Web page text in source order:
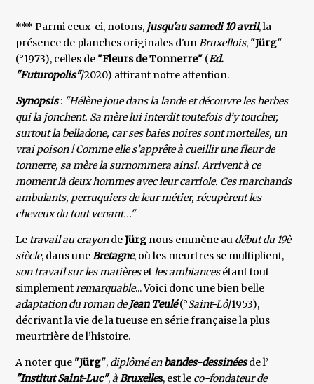
*** Parmi ceux-ci, notons, jusqu'au samedi 10 avril, la
présence de planches originales d'unBruxellois, "Jürg"
(°1973), celles de "Fleurs de Tonnerre" (Ed.
"Futuropolis"/2020) attirant notre attention.
Synopsis: "Hélène joue dans la lande et découvre les herbes
qui la jonchent. Sa mère lui interdit toutefois d’y toucher,
surtout la belladone, car ses baies noires sont mortelles, un
vrai poison ! Comme elle s’apprête à cueillir une fleur de
tonnerre, sa mère la surnommera ainsi. Arrivent à ce
moment là deux hommes avec leur carriole. Ces marchands
ambulants, perruquiers de leur métier, récupèrent les
cheveux du tout venant..."
Le travail au crayondeJürg nous emmène au début du 19è
siècle, dans uneBretagne, où les meurtres se multiplient,
son travail sur les matièresetles ambiancesétant tout
simplementremarquable... Voici donc une bien belle
adaptation du roman deJean Teulé(°Saint-Lô/1953),
décrivant la vie de la tueuse en série française la plus
meurtrière de l’histoire.
A noter que "Jürg", diplômé enbandes-dessinéesde l’
"Institut Saint-Luc",àBruxelles, est le co-fondateurde